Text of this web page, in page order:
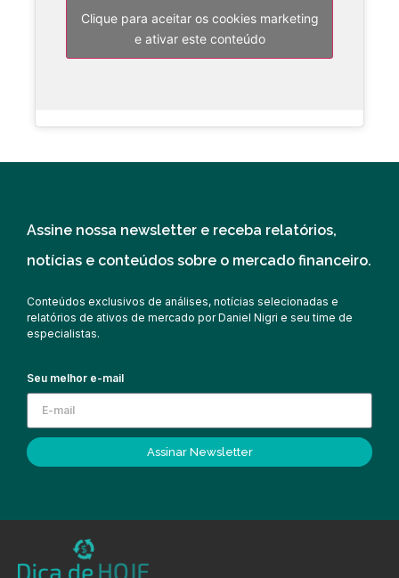
Clique para aceitar os cookies marketing
e ativar este conteúdo
Assine nossa newsletter e receba relatórios,
notícias e conteúdos sobre o mercado financeiro.
Conteúdos exclusivos de análises, notícias selecionadas e
relatórios de ativos de mercado por Daniel Nigri e seu time de
especialistas.
Seu melhor e-mail
Assinar Newsletter